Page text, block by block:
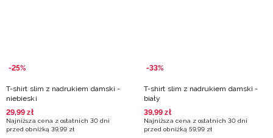
-25%
T-shirt slim z nadrukiem damski -
niebieski
29,99 zł
Najniższa cena z ostatnich 30 dni
przed obniżką 39,99 zł
-33%
T-shirt slim z nadrukiem damski -
biały
39,99 zł
Najniższa cena z ostatnich 30 dni
przed obniżką 59,99 zł